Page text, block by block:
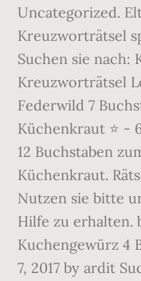
Uncategorized.
Kreuzworträtsel
Suchen sie nach:
Kreuzworträtsel
Federwild 7
Küchenkraut ⭐ -
12 Buchstaben
Küchenkraut.
Nutzen sie bitte
Hilfe zu erhalten.
Kuchengewürz 4
7, 2017 by ardit